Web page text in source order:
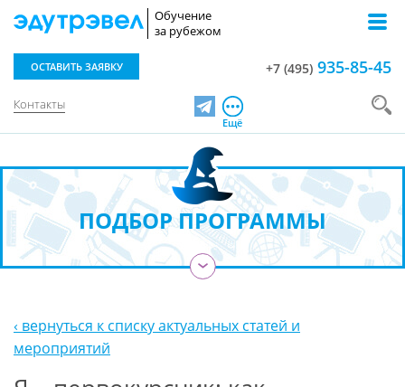
Обучение
за рубежом
Контакты
ОСТАВИТЬ ЗАЯВКУ +7 (495) 935-85-45
TelegramЕщё
ПОДБОР ПРОГРАММЫ
›
‹ вернуться к списку актуальных статей и
мероприятий